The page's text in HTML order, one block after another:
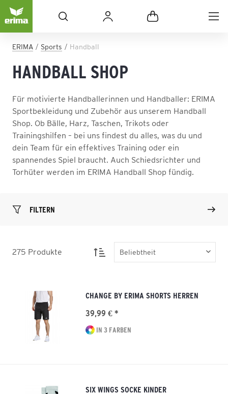
ERIMA Sports Handball
HANDBALL SHOP
Für motivierte Handballerinnen und Handballer: ERIMA
Sportbekleidung und Zubehör aus unserem Handball
Shop. Ob Bälle, Harz, Taschen, Trikots oder
Trainingshilfen – bei uns findest du alles, was du und
dein Team für ein effektives Training oder ein
spannendes Spiel braucht. Auch Schiedsrichter und
Torhüter werden im ERIMA Handball Shop fündig.
FILTERN
275 Produkte
CHANGE BY ERIMA SHORTS HERREN
39,99 € *
IN 3 FARBEN
SIX WINGS SOCKE KINDER